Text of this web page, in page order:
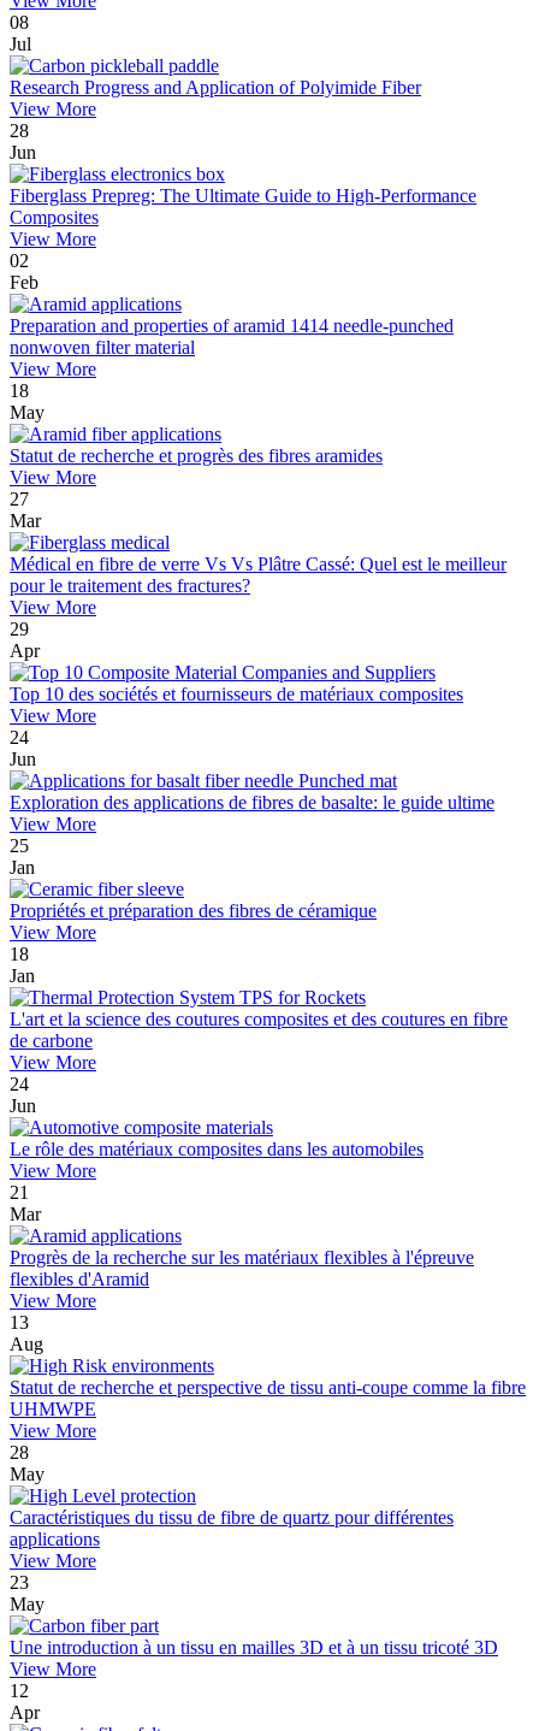
08
Jul
Research Progress and Application of Polyimide Fiber
View More
28
Jun
Fiberglass Prepreg: The Ultimate Guide to High-Performance
Composites
View More
02
Feb
Preparation and properties of aramid 1414 needle-punched
nonwoven filter material
View More
18
May
Statut de recherche et progrès des fibres aramides
View More
27
Mar
Médical en fibre de verre Vs Vs Plâtre Cassé: Quel est le meilleur
pour le traitement des fractures?
View More
29
Apr
Top 10 des sociétés et fournisseurs de matériaux composites
View More
24
Jun
Exploration des applications de fibres de basalte: le guide ultime
View More
25
Jan
Propriétés et préparation des fibres de céramique
View More
18
Jan
L'art et la science des coutures composites et des coutures en fibre
de carbone
View More
24
Jun
Le rôle des matériaux composites dans les automobiles
View More
21
Mar
Progrès de la recherche sur les matériaux flexibles à l'épreuve
flexibles d'Aramid
View More
13
Aug
Statut de recherche et perspective de tissu anti-coupe comme la fibre
UHMWPE
View More
28
May
Caractéristiques du tissu de fibre de quartz pour différentes
applications
View More
23
May
Une introduction à un tissu en mailles 3D et à un tissu tricoté 3D
View More
12
Apr